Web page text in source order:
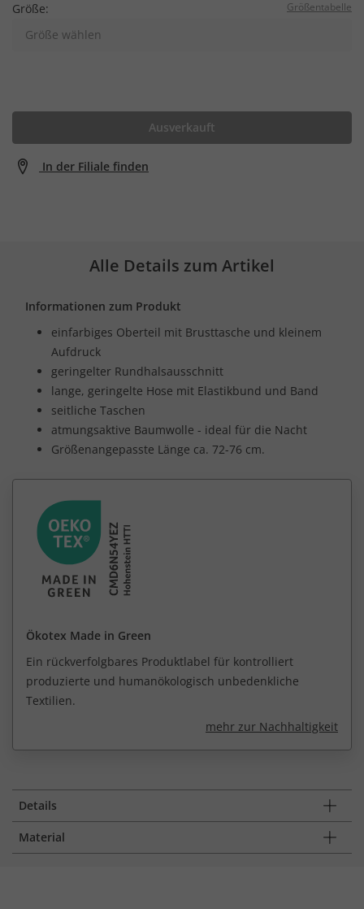
Größe: Größentabelle
Größe wählen
Ausverkauft
In der Filiale finden
Alle Details zum Artikel
Informationen zum Produkt
einfarbiges Oberteil mit Brusttasche und kleinem
Aufdruck
geringelter Rundhalsausschnitt
lange, geringelte Hose mit Elastikbund und Band
seitliche Taschen
atmungsaktive Baumwolle - ideal für die Nacht
Größenangepasste Länge ca. 72-76 cm.
Ökotex Made in Green
Ein rückverfolgbares Produktlabel für kontrolliert
produzierte und humanökologisch unbedenkliche
Textilien.
mehr zur Nachhaltigkeit
Details
Material